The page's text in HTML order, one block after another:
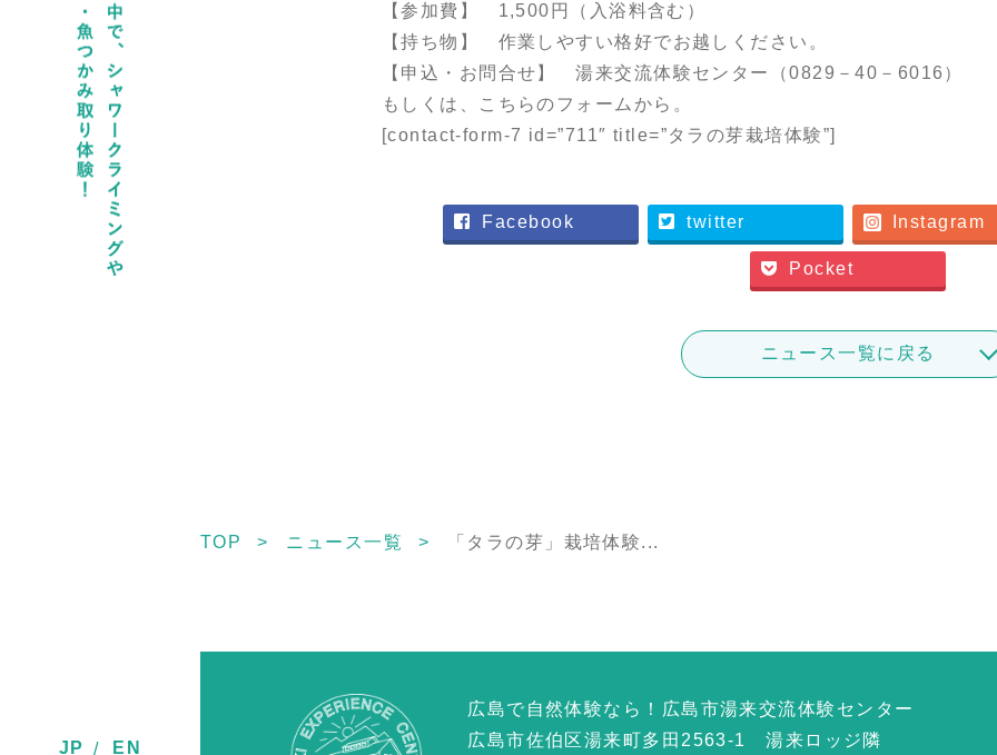
JP EN
【参加費】 1,500円（入浴料含む）
【持ち物】 作業しやすい格好でお越しください。
【申込・お問合せ】 湯来交流体験センター（0829－40－6016）
もしくは、こちらのフォームから。
[contact-form-7 id=”711″ title=”タラの芽栽培体験”]
Facebook twitter Instagram
Pocket
ニュース一覧に戻る
TOP ニュース一覧 「タラの芽」栽培体験...
広島で自然体験なら！広島市湯来交流体験センター
広島市佐伯区湯来町多田2563-1 湯来ロッジ隣